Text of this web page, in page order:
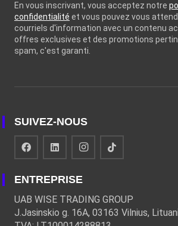
En vous inscrivant, vous acceptez notre
confidentialité et vous pouvez vous
courriels d'information avec un contenu
offres exclusives et des promotions
spam, c'est garanti.
SUIVEZ-NOUS
ENTREPRISE
UAB WISE TRADING GROUP
J.Jasinskio g. 16A, 03163 Vilnius,